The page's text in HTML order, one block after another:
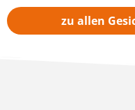
zu allen